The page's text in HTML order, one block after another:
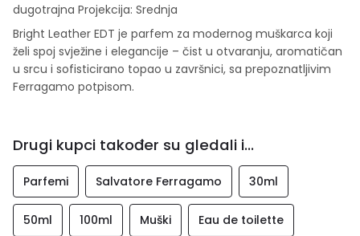
dugotrajna Projekcija: Srednja
Bright Leather EDT je parfem za modernog muškarca koji
želi spoj svježine i elegancije – čist u otvaranju, aromatičan
u srcu i sofisticirano topao u završnici, sa prepoznatljivim
Ferragamo potpisom.
Drugi kupci također su gledali i...
Parfemi Salvatore Ferragamo 30ml
50ml 100ml Muški Eau de toilette